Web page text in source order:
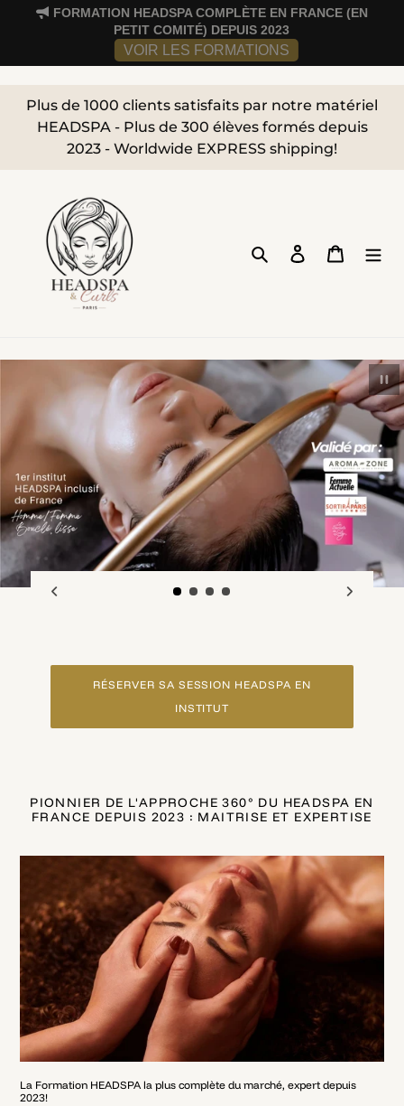
contenu
FORMATION HEADSPA COMPLÈTE EN FRANCE (EN
PETIT COMITÉ) DEPUIS 2023
VOIR LES FORMATIONS
Plus de 1000 clients satisfaits par notre matériel
HEADSPA - Plus de 300 élèves formés depuis
2023 - Worldwide EXPRESS shipping!
RechercherSe connecter
Panier
Mettre le
RÉSERVER SA SESSION HEADSPA EN
INSTITUT
PIONNIER DE L'APPROCHE 360° DU HEADSPA EN
FRANCE DEPUIS 2023 : MAITRISE ET EXPERTISE
La Formation HEADSPA la plus complète du marché, expert depuis
2023!